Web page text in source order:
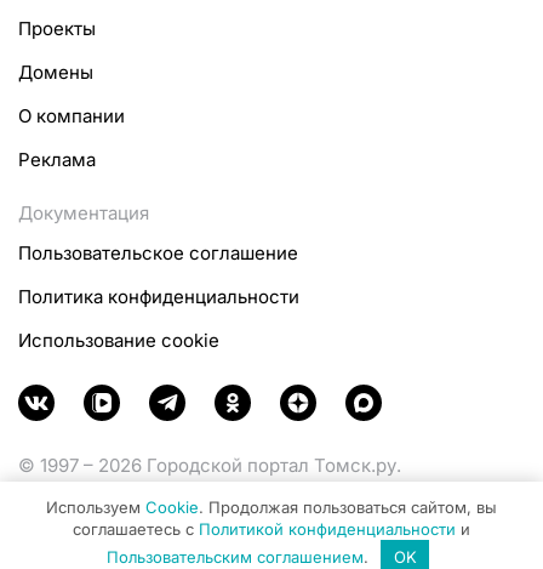
Проекты
Домены
О компании
Реклама
Документация
Пользовательское соглашение
Политика конфиденциальности
Использование cookie
© 1997 – 2026 Городской портал Томск.ру.
Министерства цифрового развития, связи и массовых
коммуникаций Российской Федерации.
Используем Cookie. Продолжая пользоваться сайтом, вы
соглашаетесь с Политикой конфиденциальности и
Пользовательским соглашением. OK